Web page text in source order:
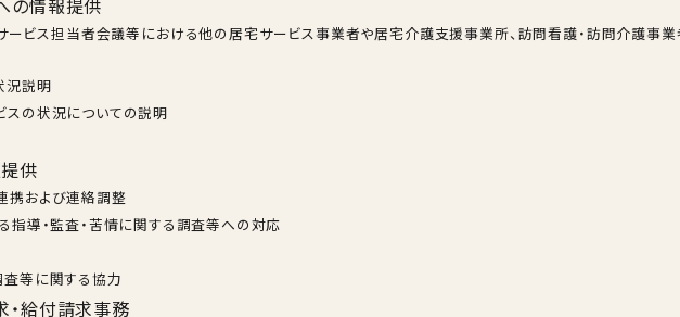
の情報提供
ービス担当者会議等における他の居宅サービス事業者や居宅介護支援事業所、訪問看護・訪問介護事
況説明
スの状況についての説明
供
携および連絡調整
導・監査・苦情に関する調査等への対応
等に関する協力
・給付請求事務